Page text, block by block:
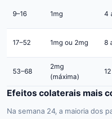
9–16 1mg 4
17–52 1mg ou 2mg 8
53–68
2mg
(máxima)
Efeitos colaterais mais
Na semana 24, a maioria dos